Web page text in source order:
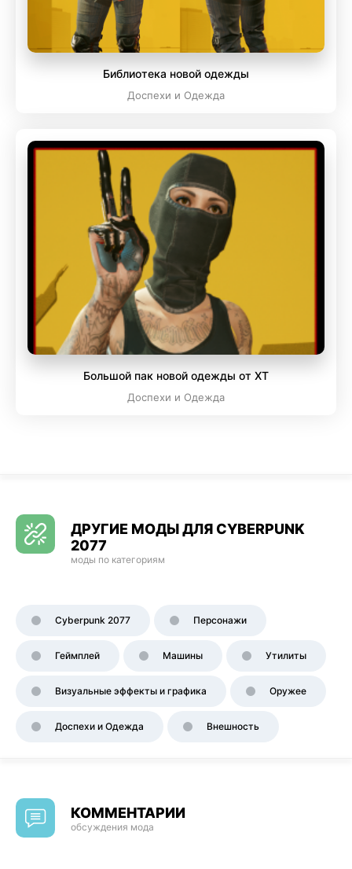
Библиотека новой одежды
Доспехи и Одежда
Большой пак новой одежды от XT
Доспехи и Одежда
ДРУГИЕ МОДЫ ДЛЯ CYBERPUNK
2077
моды по категориям
Cyberpunk 2077 Персонажи
Геймплей Машины Утилиты
Визуальные эффекты и графика Оружее
Доспехи и Одежда Внешность
КОММЕНТАРИИ
обсуждения мода